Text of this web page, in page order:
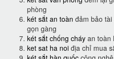
phòng
két sắt an toàn đảm bảo
gọn gàng
két sắt chống cháy an toàn
ket sat ha noi địa chỉ mua